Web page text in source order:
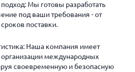
Мы готовы разработать
под ваши требования - от
поставки.
Наша компания имеет
международных
своевременную и безопасную